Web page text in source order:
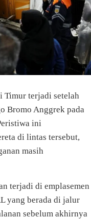
Timur terjadi setelah
Bromo Anggrek pada
ini
di lintas tersebut,
masih
terjadi di emplasemen
yang berada di jalur
sebelum akhirnya